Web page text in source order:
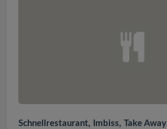
Schnellrestaurant, Imbiss, Take Away